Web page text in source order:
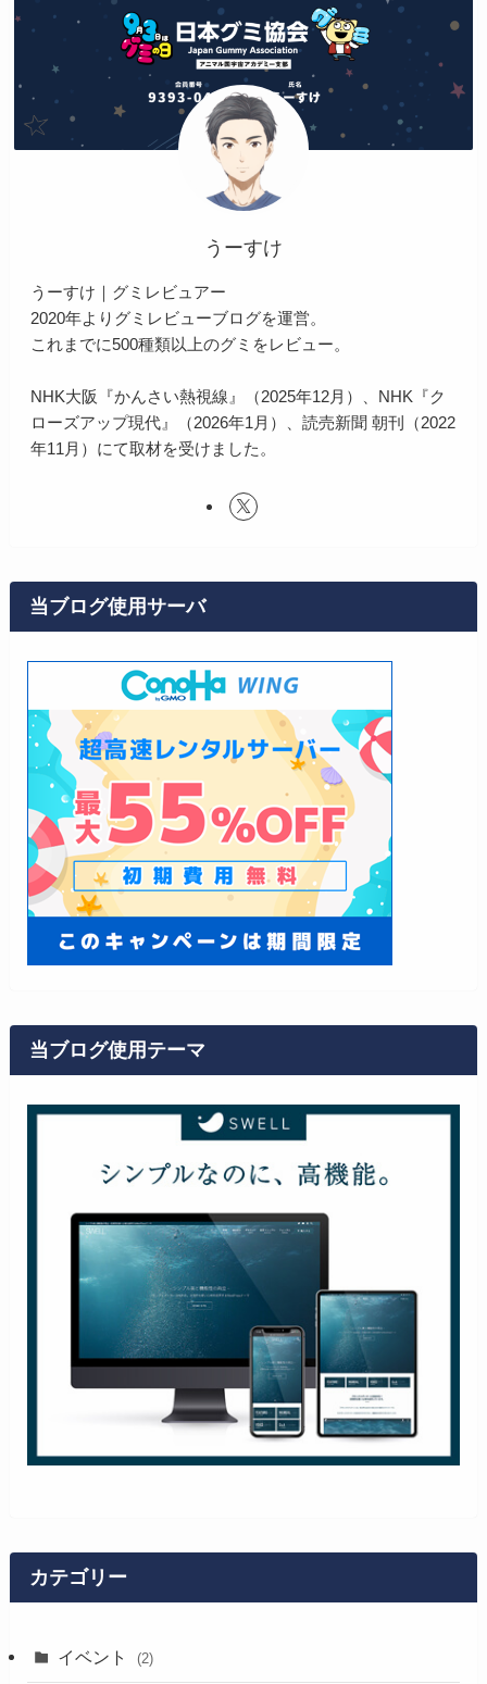
うーすけ
うーすけ｜グミレビュアー
2020年よりグミレビューブログを運営。
これまでに500種類以上のグミをレビュー。
NHK大阪『かんさい熱視線』（2025年12月）、NHK『ク
ローズアップ現代』（2026年1月）、読売新聞 朝刊（2022
年11月）にて取材を受けました。
当ブログ使用サーバ
当ブログ使用テーマ
カテゴリー
イベント (2)